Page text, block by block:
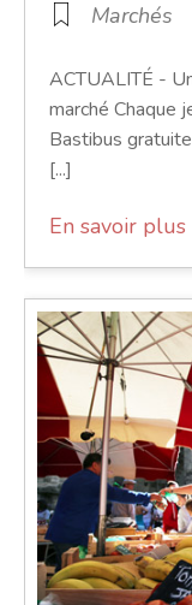
Marchés
ACTUALITÉ -
marché Chaque
Bastibus
[...]
En savoir plus